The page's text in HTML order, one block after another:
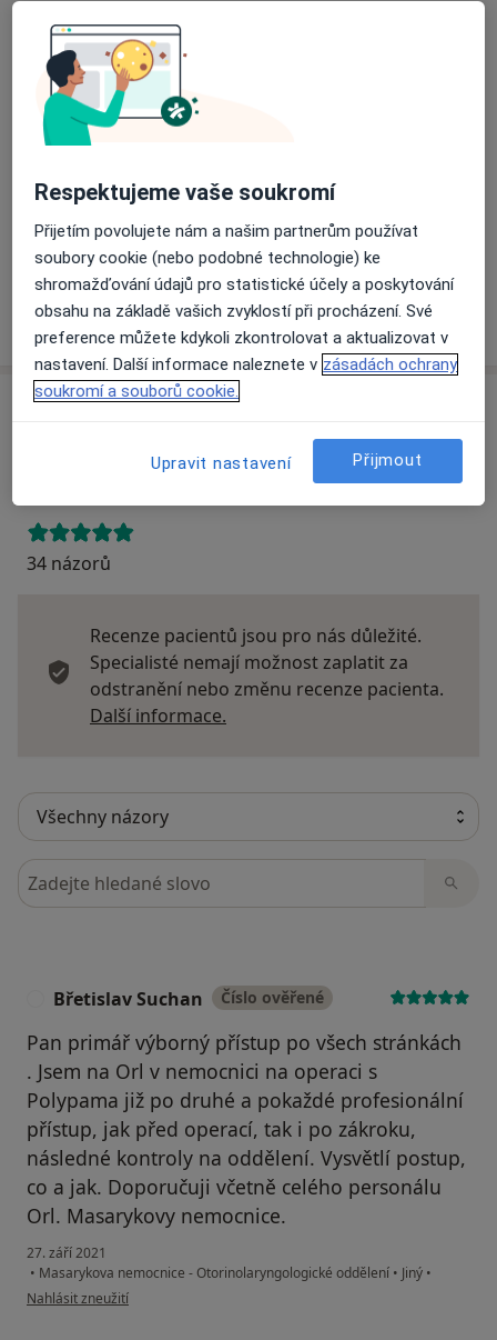
Ordinace
Alešova 2, Ústí nad Labem
Dostupnost
Na této adrese online kalendář není aktivní
Co mám v takové situaci udělat?
Víceo adrese
Přidejte svůj názor
34 názorů
Recenze pacientů jsou pro nás důležité.
Specialisté nemají možnost zaplatit za
odstranění nebo změnu recenze pacienta.
Další informace.
Hledejte v názorech
Břetislav Suchan Číslo ověřené
Pan primář výborný přístup po všech stránkách
. Jsem na Orl v nemocnici na operaci s
Polypama již po druhé a pokaždé profesionální
přístup, jak před operací, tak i po zákroku,
následné kontroly na oddělení. Vysvětlí postup,
co a jak. Doporučuji včetně celého personálu
Orl. Masarykovy nemocnice.
27. září 2021
• Masarykova nemocnice - Otorinolaryngologické oddělení • Jiný •
podle názoru uživatele Břetislav Suchan
Nahlásit zneužití
Respektujeme vaše soukromí
Přijetím povolujete nám a našim partnerům používat
soubory cookie (nebo podobné technologie) ke
shromažďování údajů pro statistické účely a poskytování
obsahu na základě vašich zvyklostí při procházení. Své
preference můžete kdykoli zkontrolovat a aktualizovat v
nastavení. Další informace naleznete v zásadách ochrany
soukromí a souborů cookie.
Upravit nastavení Přijmout